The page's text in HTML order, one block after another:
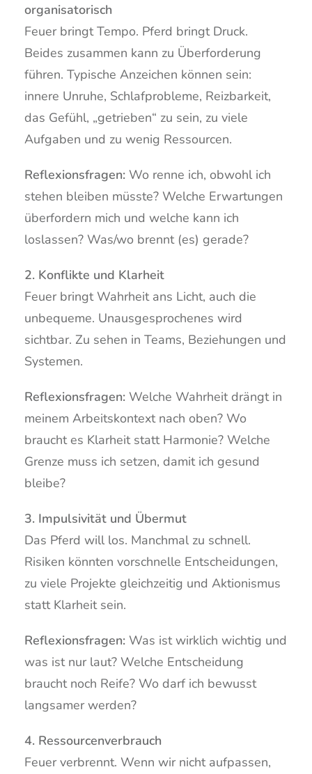
organisatorisch
Feuer bringt Tempo. Pferd bringt Druck.
Beides zusammen kann zu Überforderung
führen. Typische Anzeichen können sein:
innere Unruhe, Schlafprobleme, Reizbarkeit,
das Gefühl, „getrieben“ zu sein, zu viele
Aufgaben und zu wenig Ressourcen.
Reflexionsfragen:Wo renne ich, obwohl ich
stehen bleiben müsste? Welche Erwartungen
überfordern mich und welche kann ich
loslassen? Was/wo brennt (es) gerade?
2. Konflikte und Klarheit
Feuer bringt Wahrheit ans Licht, auch die
unbequeme. Unausgesprochenes wird
sichtbar. Zu sehen in Teams, Beziehungen und
Systemen.
Reflexionsfragen:Welche Wahrheit drängt in
meinem Arbeitskontext nach oben? Wo
braucht es Klarheit statt Harmonie? Welche
Grenze muss ich setzen, damit ich gesund
bleibe?
3. Impulsivität und Übermut
Das Pferd will los. Manchmal zu schnell.
Risiken könnten vorschnelle Entscheidungen,
zu viele Projekte gleichzeitig und Aktionismus
statt Klarheit sein.
Reflexionsfragen:Was ist wirklich wichtig und
was ist nur laut? Welche Entscheidung
braucht noch Reife? Wo darf ich bewusst
langsamer werden?
4. Ressourcenverbrauch
Feuer verbrennt. Wenn wir nicht aufpassen,